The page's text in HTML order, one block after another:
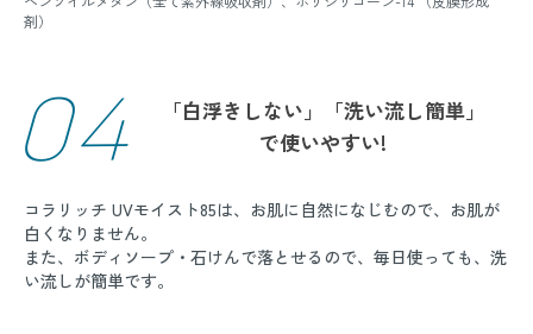
剤）
04
「白浮きしない」「洗い流し簡単」
で使いやすい!
コラリッチ UVモイスト85は、お肌に自然になじむので、お肌が
白くなりません。
また、ボディソープ・石けんで落とせるので、毎日使っても、洗
い流しが簡単です。